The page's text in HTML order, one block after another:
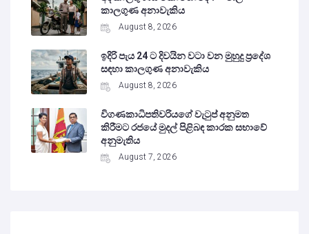
කාලගුණ අනාවැකිය
August 8, 2026
ඉදිරි පැය 24 ට දිවයින වටා වන මුහුදු ප්‍රදේශ
සඳහා කාලගුණ අනාවැකිය
August 8, 2026
විගණකාධිපතිවරියගේ වැටුප් අනුමත
කිරීමට රජයේ මුදල් පිළිබඳ කාරක සභාවේ
අනුමැතිය
August 7, 2026